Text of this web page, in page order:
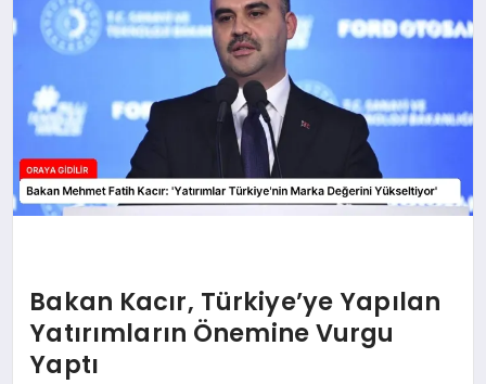
Bakan Kacır, Türkiye’ye Yapılan
Yatırımların Önemine Vurgu
Yaptı